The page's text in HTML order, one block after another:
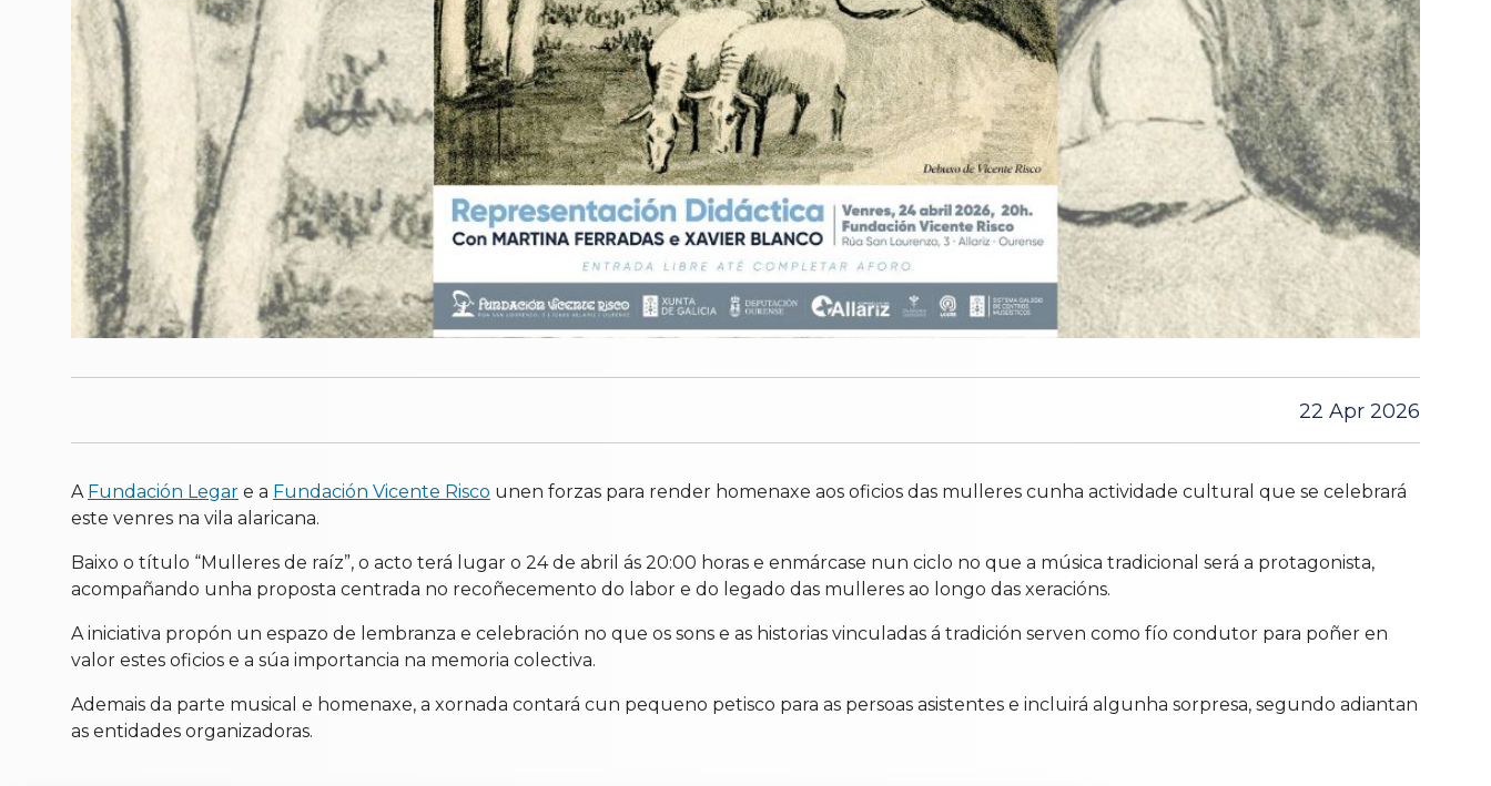
22 Apr 2026
A Fundación Legar e a Fundación Vicente Risco unen forzas para render homenaxe aos oficios das mulleres cunha actividade cultural que se celebrará
este venres na vila alaricana.
Baixo o título “Mulleres de raíz”, o acto terá lugar o 24 de abril ás 20:00 horas e enmárcase nun ciclo no que a música tradicional será a protagonista,
acompañando unha proposta centrada no recoñecemento do labor e do legado das mulleres ao longo das xeracións.
A iniciativa propón un espazo de lembranza e celebración no que os sons e as historias vinculadas á tradición serven como fío condutor para poñer en
valor estes oficios e a súa importancia na memoria colectiva.
Ademais da parte musical e homenaxe, a xornada contará cun pequeno petisco para as persoas asistentes e incluirá algunha sorpresa, segundo adiantan
as entidades organizadoras.